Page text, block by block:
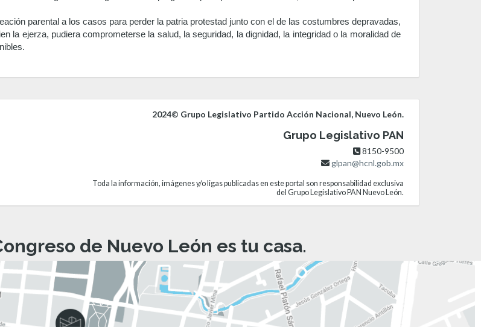
parental a los casos para perder la patria protestad junto con el de las costumbres depravadas,
la ejerza, pudiera comprometerse la salud, la seguridad, la dignidad, la integridad o la moralidad de
2024© Grupo Legislativo Partido Acción Nacional, Nuevo León.
Grupo Legislativo PAN
8150-9500
glpan@hcnl.gob.mx
Toda la información, imágenes y/o ligas publicadas en este portal son responsabilidad exclusiva
del Grupo Legislativo PAN Nuevo León.
de Nuevo León es tu casa.